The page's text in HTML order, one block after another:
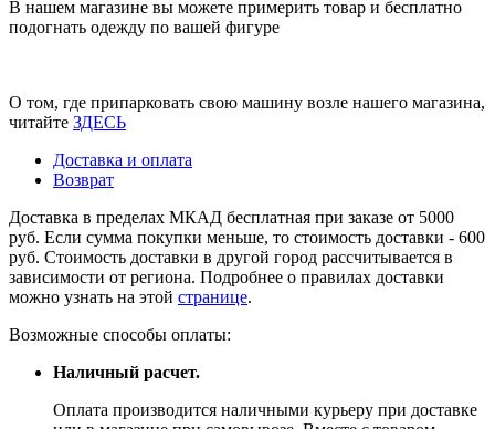
В нашем магазине вы можете примерить товар и бесплатно
подогнать одежду по вашей фигуре
О том, где припарковать свою машину возле нашего магазина,
читайте ЗДЕСЬ
Доставка и оплата
Возврат
Доставка в пределах МКАД бесплатная при заказе от 5000
руб. Если сумма покупки меньше, то стоимость доставки - 600
руб. Стоимость доставки в другой город рассчитывается в
зависимости от региона. Подробнее о правилах доставки
можно узнать на этой странице.
Возможные способы оплаты:
Наличный расчет.
Оплата производится наличными курьеру при доставке